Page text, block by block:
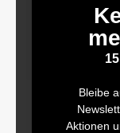
Bleibe
Aktionen